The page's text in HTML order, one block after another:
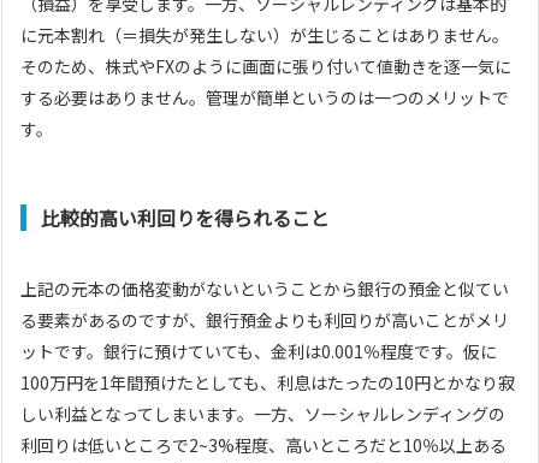
に元本割れ（＝損失が発生しない）が生じることはありません。
そのため、株式やFXのように画面に張り付いて値動きを逐一気に
する必要はありません。管理が簡単というのは一つのメリットで
す。
比較的高い利回りを得られること
上記の元本の価格変動がないということから銀行の預金と似てい
る要素があるのですが、銀行預金よりも利回りが高いことがメリ
ットです。銀行に預けていても、金利は0.001％程度です。仮に
100万円を1年間預けたとしても、利息はたったの10円とかなり寂
しい利益となってしまいます。一方、ソーシャルレンディングの
利回りは低いところで2~3%程度、高いところだと10％以上ある